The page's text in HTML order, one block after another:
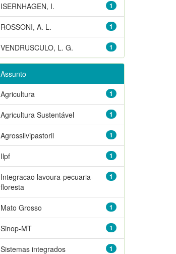
1
ISERNHAGEN, I.
1
ROSSONI, A. L.
1
VENDRUSCULO, L. G.
Assunto
1
Agricultura
1
Agricultura Sustentável
1
Agrossilvipastoril
1
Ilpf
1
Integracao lavoura-pecuaria-
floresta
1
Mato Grosso
1
Sinop-MT
1
Sistemas integrados